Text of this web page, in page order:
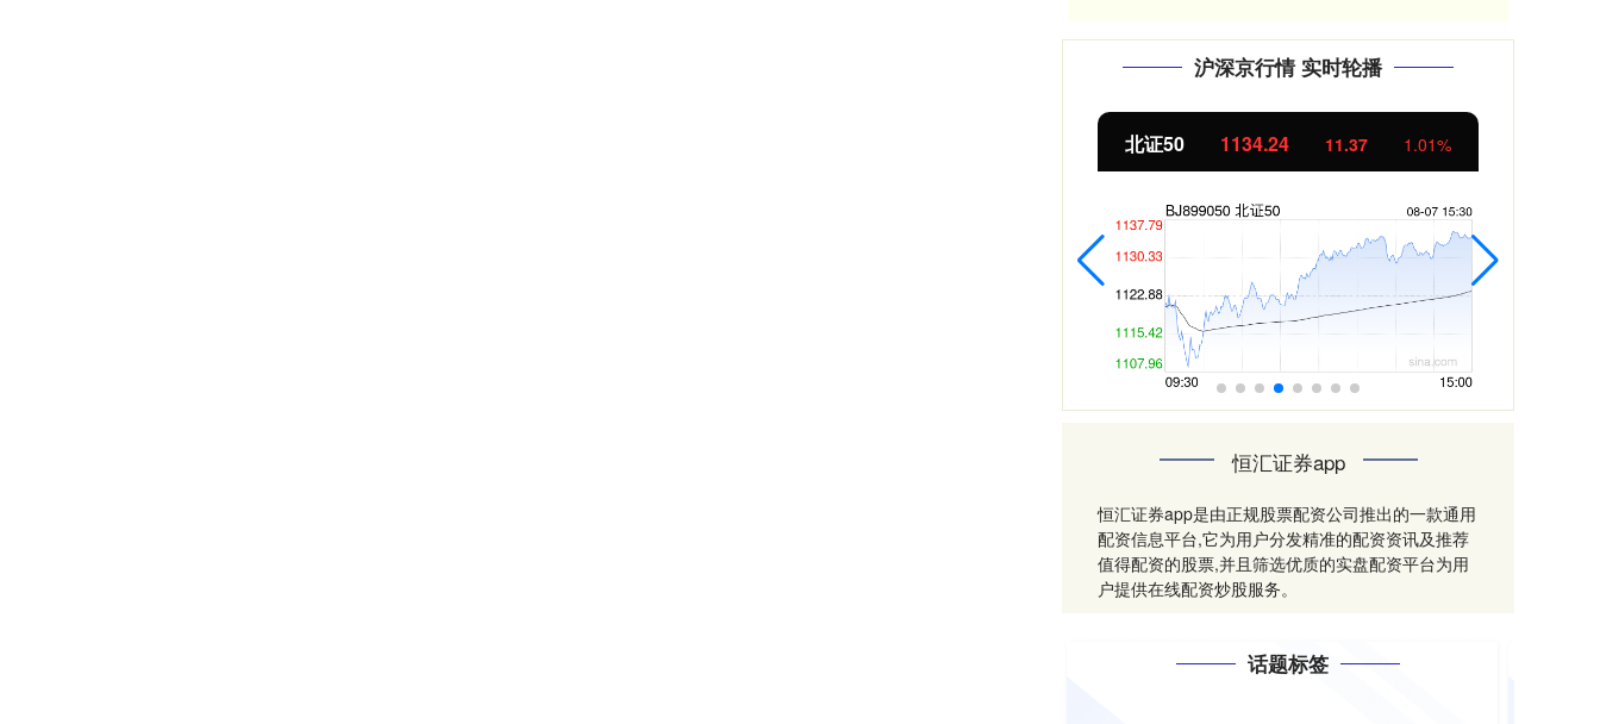
沪深京行情 实时轮播
北证50 1134.24 11.37 1.01%
恒汇证券app
恒汇证券app是由正规股票配资公司推出的一款通用
配资信息平台,它为用户分发精准的配资资讯及推荐
值得配资的股票,并且筛选优质的实盘配资平台为用
户提供在线配资炒股服务。
话题标签